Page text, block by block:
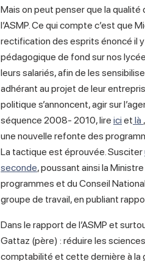
Mais on peut penser que la
l’ASMP. Ce qui compte c’est que
rectification des esprits énoncé il
pédagogique de fond sur nos
leurs salariés, afin de les
adhérant au projet de leur
politique s’annoncent, agir sur
séquence 2008- 2010, lire ici et là
une nouvelle refonte des
La tactique est éprouvée. Susciter
seconde, poussant ainsi la
programmes et du Conseil
groupe de travail, en publiant
Dans le rapport de l’ASMP et
Gattaz (père) : réduire les
comptabilité et cette dernière à la